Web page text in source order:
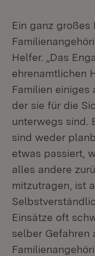
Ein ganz großes
Helfer. „Das
ehrenamtlichen
Familien einiges
der sie für die
unterwegs sind.
sind weder
etwas passiert,
alles andere
mitzutragen, ist
Einsätze oft
selber Gefahren